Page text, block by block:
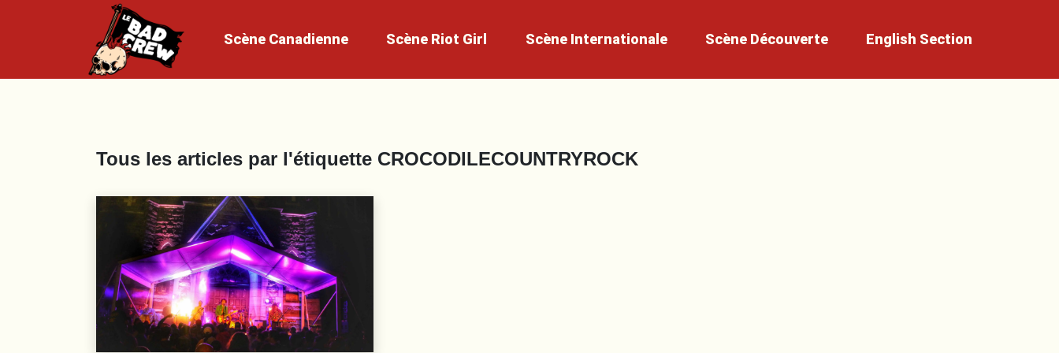
Scène Canadienne Scène Riot Girl Scène Internationale Scène Découverte English Section
Tous les articles par l'étiquette CROCODILECOUNTRYROCK